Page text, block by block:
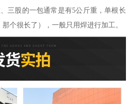
三股的一包通常是有5公斤重，单根长
个很长了），一般只用焊进行加工。